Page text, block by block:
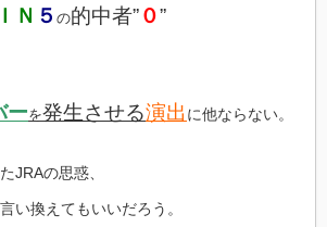
Ｎ ５ の的中者”０”
ーを発生させる演出 に他ならない。
JRAの思惑、
い換えてもいいだろう。